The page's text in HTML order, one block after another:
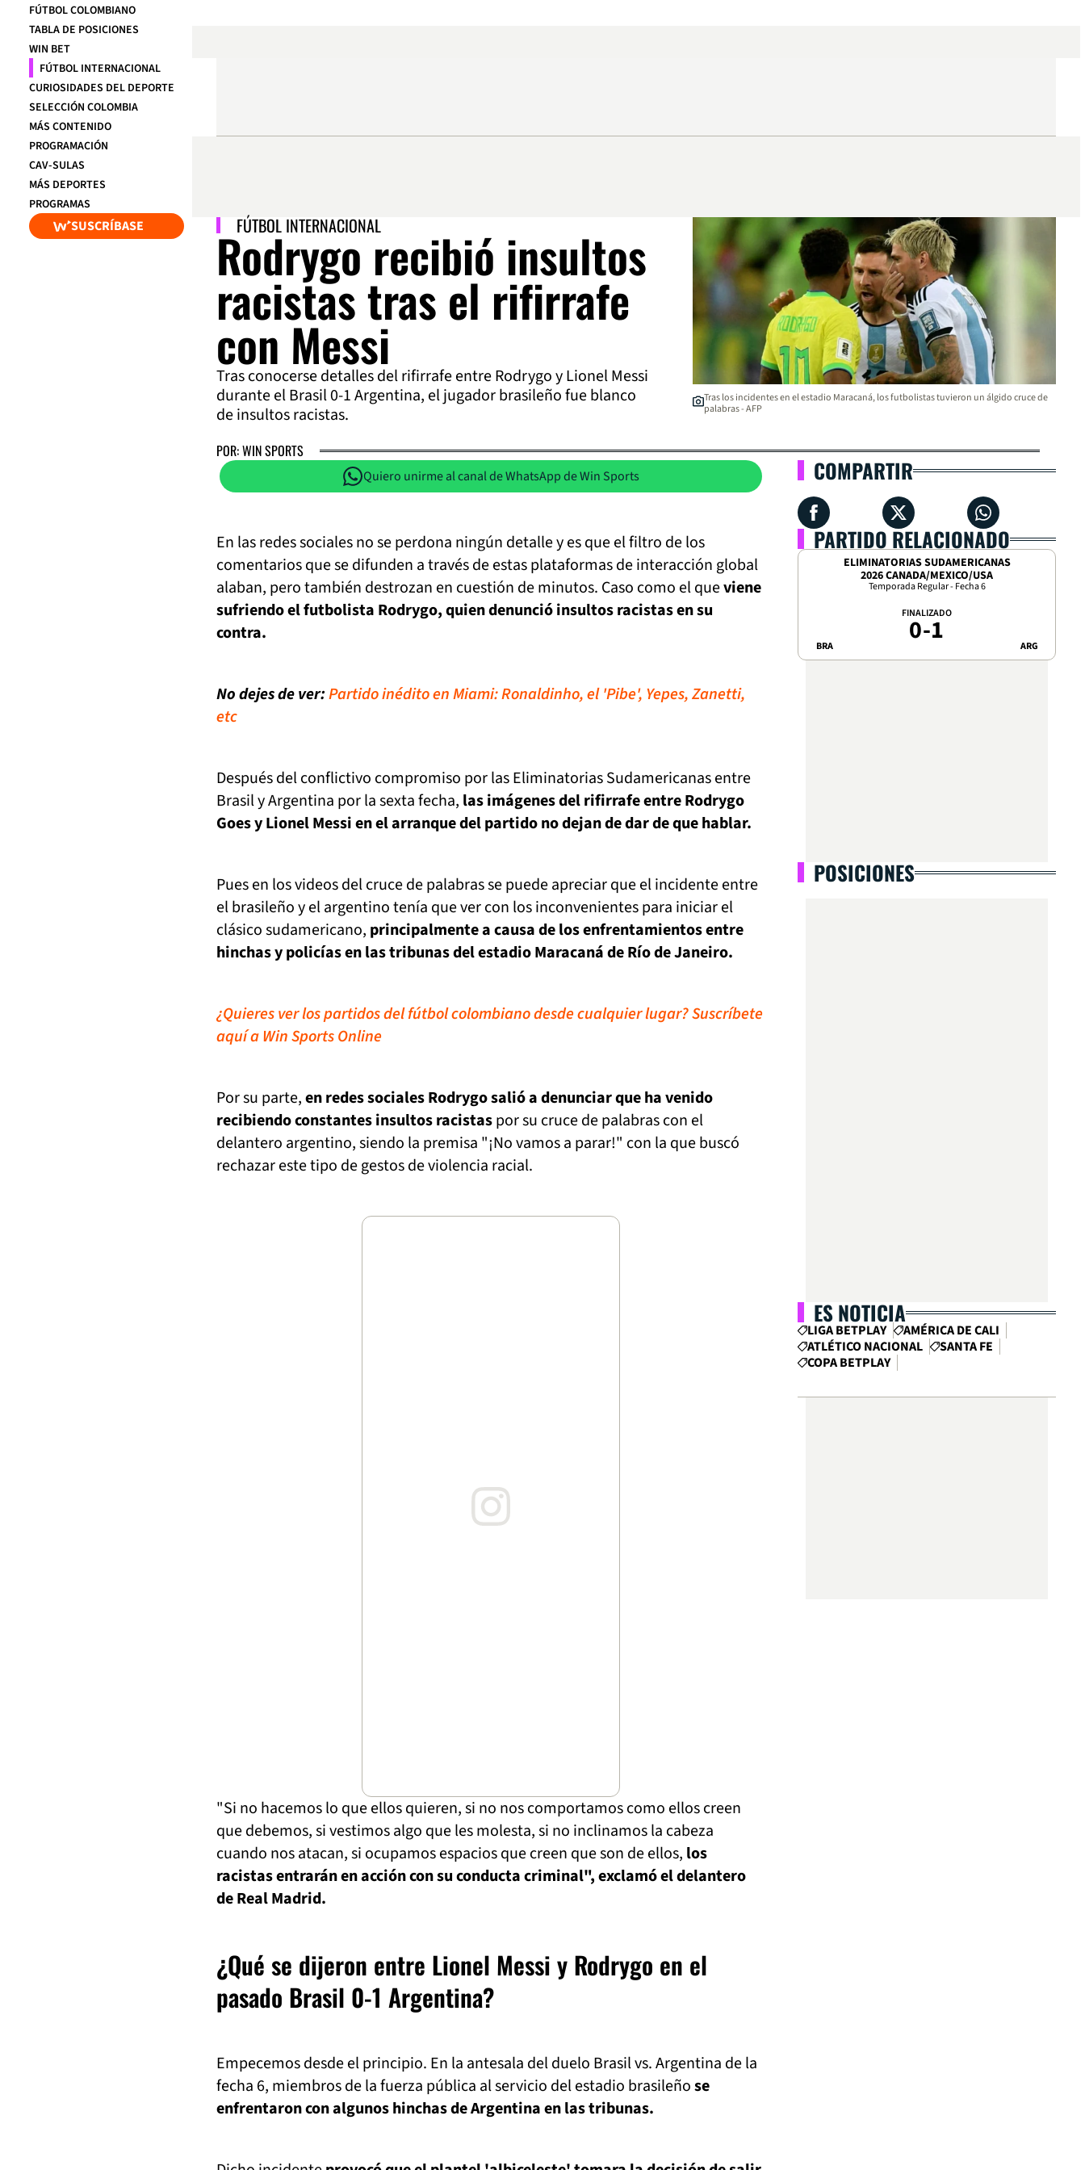
FÚTBOL COLOMBIANO
TABLA DE POSICIONES
WIN BET
FÚTBOL INTERNACIONAL
CURIOSIDADES DEL DEPORTE
SELECCIÓN COLOMBIA
MÁS CONTENIDO
PROGRAMACIÓN
CAV-SULAS
MÁS DEPORTES
PROGRAMAS
SUSCRÍBASE FÚTBOL INTERNACIONAL
Rodrygo recibió insultos
racistas tras el rifirrafe
con Messi
Tras conocerse detalles del rifirrafe entre Rodrygo y Lionel Messi
durante el Brasil 0-1 Argentina, el jugador brasileño fue blanco
de insultos racistas.
Tras los incidentes en el estadio Maracaná, los futbolistas tuvieron un álgido cruce de
palabras - AFP
POR: WIN SPORTS
Quiero unirme al canal de WhatsApp de Win Sports
En las redes sociales no se perdona ningún detalle y es que el filtro de los
comentarios que se difunden a través de estas plataformas de interacción global
alaban, pero también destrozan en cuestión de minutos. Caso como el queviene
sufriendo el futbolista Rodrygo, quien denunció insultos racistas en su
contra.
No dejes de ver:Partido inédito en Miami: Ronaldinho, el 'Pibe', Yepes, Zanetti,
etc
Después del conflictivo compromiso por las Eliminatorias Sudamericanas entre
Brasil y Argentina por la sexta fecha, las imágenes del rifirrafe entre Rodrygo
Goes y Lionel Messi en el arranque del partido no dejan de dar de que hablar.
Pues en los videos del cruce de palabras se puede apreciar que el incidente entre
el brasileño y el argentino tenía que ver con los inconvenientes para iniciar el
clásico sudamericano, principalmente a causa de los enfrentamientos entre
hinchas y policías en las tribunas del estadio Maracaná de Río de Janeiro.
¿Quieres ver los partidos del fútbol colombiano desde cualquier lugar? Suscríbete
aquí a Win Sports Online
Por su parte,en redes sociales Rodrygo salió a denunciar que ha venido
recibiendo constantes insultos racistaspor su cruce de palabras con el
delantero argentino, siendo la premisa "¡No vamos a parar!" con la que buscó
rechazar este tipo de gestos de violencia racial.
"Si no hacemos lo que ellos quieren, si no nos comportamos como ellos creen
que debemos, si vestimos algo que les molesta, si no inclinamos la cabeza
cuando nos atacan, si ocupamos espacios que creen que son de ellos, los
racistas entrarán en acción con su conducta criminal", exclamó el delantero
de Real Madrid.
¿Qué se dijeron entre Lionel Messi y Rodrygo en el
pasado Brasil 0-1 Argentina?
Empecemos desde el principio. En la antesala del duelo Brasil vs. Argentina de la
fecha 6, miembros de la fuerza pública al servicio del estadio brasileñose
enfrentaron con algunos hinchas de Argentina en las tribunas.
COMPARTIR
PARTIDO RELACIONADO
ELIMINATORIAS SUDAMERICANAS
2026 CANADA/MEXICO/USA
Temporada Regular - Fecha 6
BRA
FINALIZADO
0-1 ARG
POSICIONES
ES NOTICIA
LIGA BETPLAY
AMÉRICA DE CALI
ATLÉTICO NACIONAL
SANTA FE
COPA BETPLAY